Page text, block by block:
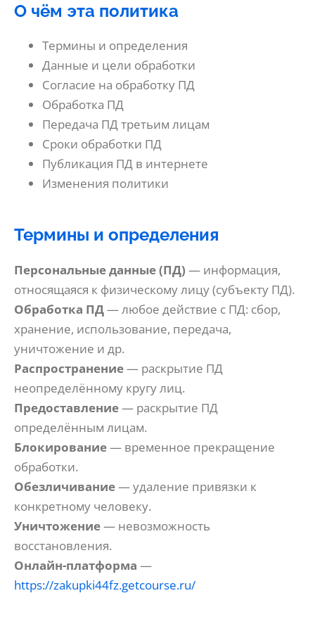
О чём эта политика
Термины и определения
Данные и цели обработки
Согласие на обработку ПД
Обработка ПД
Передача ПД третьим лицам
Сроки обработки ПД
Публикация ПД в интернете
Изменения политики
Термины и определения
Персональные данные (ПД) — информация,
относящаяся к физическому лицу (субъекту ПД).
Обработка ПД— любое действие с ПД: сбор,
хранение, использование, передача,
уничтожение и др.
Распространение— раскрытие ПД
неопределённому кругу лиц.
Предоставление— раскрытие ПД
определённым лицам.
Блокирование— временное прекращение
обработки.
Обезличивание— удаление привязки к
конкретному человеку.
Уничтожение— невозможность
восстановления.
Онлайн-платформа —
https://zakupki44fz.getcourse.ru/